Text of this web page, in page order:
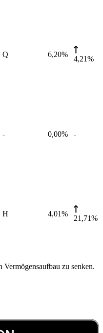
Q 6,20%
4,21%
- 0,00% -
H 4,01%
21,71%
zu senken.